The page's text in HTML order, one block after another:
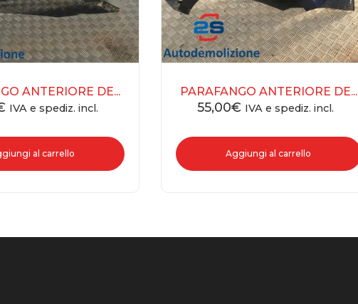
ANTERIORE DE...
IVA e spediz. incl.
al carrello
PARAFANGO ANTERIORE DE...
55,00€ IVA e spediz. incl.
Aggiungi al carrello